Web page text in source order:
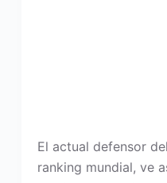
El actual defensor
ranking mundial, ve